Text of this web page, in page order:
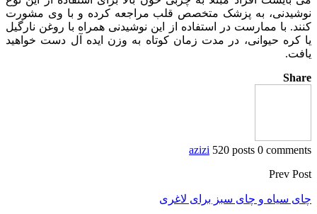
نوشیدنی، به پزشک متخصص قلب مراجعه کرده و با وی مشورت
کنند. با ممارست در استفاده از این نوشیدنی همراه با روغن نارگیل
یا کره حیوانی، در مدت زمان کوتاه به وزن ایده آل دست خواهید
یافت.
Share
azizi 520 posts 0 comments
Prev Post
چای سیاه و چای سبز برای لاغری